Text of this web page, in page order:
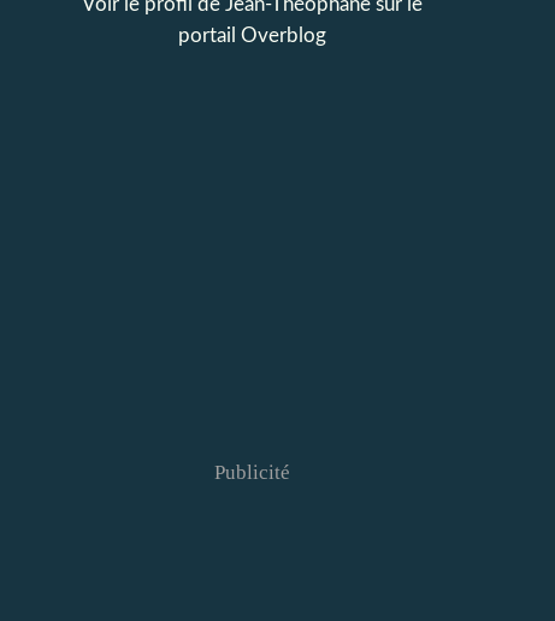
Voir le profil de Jean-Théophanesur le
portail Overblog
Publicité